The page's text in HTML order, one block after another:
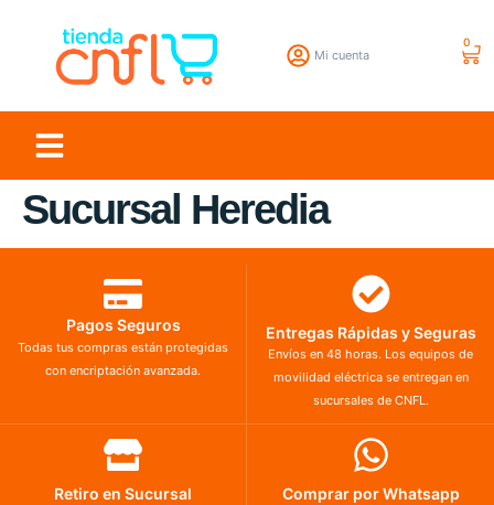
Mi cuenta
0
Sucursal Heredia
Pagos Seguros
Todas tus compras están protegidas
con encriptación avanzada.
Entregas Rápidas y Seguras
Envíos en 48 horas. Los equipos de
movilidad eléctrica se entregan en
sucursales de CNFL.
Retiro en Sucursal Comprar por Whatsapp